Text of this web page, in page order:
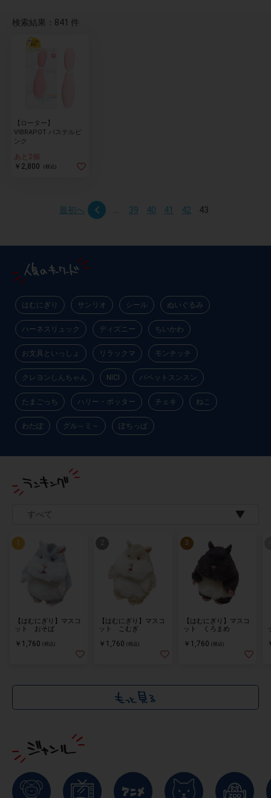
検索結果：841 件
【ローター】
VIBRAPOT パステルピ
ンク
あと2個
￥2,800
(税込)
最初へ 39 40 41 42 43
はむにぎり サンリオ シール ぬいぐるみ
ハーネスリュック ディズニー ちいかわ
お文具といっしょ リラックマ モンチッチ
クレヨンしんちゃん NICI パペットスンスン
たまごっち ハリー・ポッター チェキ ねこ
わたぽ グル～ミ～ ぽちっぱ
【はむにぎり】マスコ
ット おそば
￥1,760 (税込)
【はむにぎり】マスコ
ット こむぎ
￥1,760 (税込)
【はむにぎり】マスコ
ット くろまめ
￥1,760 (税込)
イラストレ